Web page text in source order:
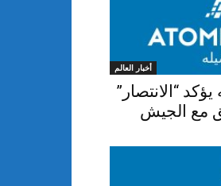
أخبار العالم
“الانتصار”
مع الجيش